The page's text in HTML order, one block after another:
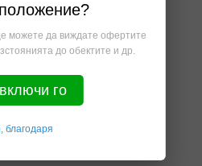
можете да виждате офертите
до обектите и др.
го
благодаря